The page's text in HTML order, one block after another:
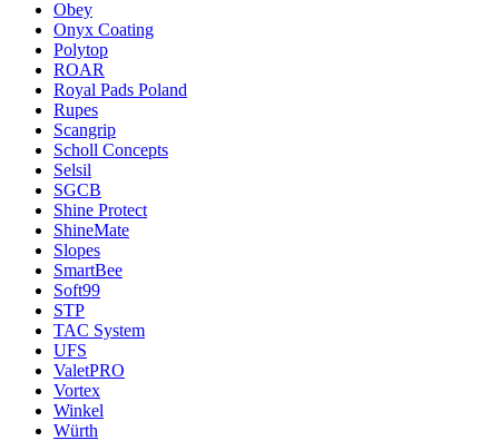
Obey
Onyx Coating
Polytop
ROAR
Royal Pads Poland
Rupes
Scangrip
Scholl Concepts
Selsil
SGCB
Shine Protect
ShineMate
Slopes
SmartBee
Soft99
STP
TAC System
UFS
ValetPRO
Vortex
Winkel
Würth